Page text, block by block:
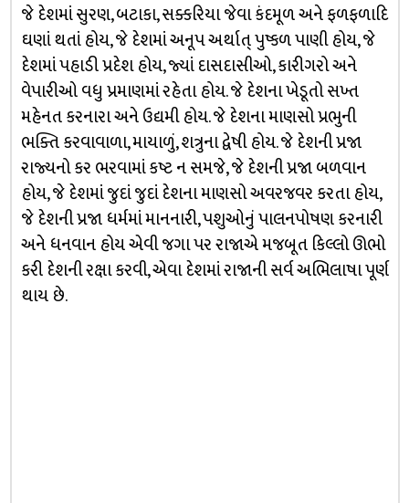
જે દેશમાં સુરણ, બટાકા, સક્કરિયા જેવા કંદમૂળ અને ફળફળાદિ
ઘણાં થતાં હોય, જે દેશમાં અનૂપ અર્થાત્ પુષ્કળ પાણી હોય, જે
દેશમાં પહાડી પ્રદેશ હોય, જ્યાં દાસદાસીઓ, કારીગરો અને
વેપારીઓ વધુ પ્રમાણમાં રહેતા હોય. જે દેશના ખેડૂતો સખ્ત
મહેનત કરનારા અને ઉદ્યમી હોય. જે દેશના માણસો પ્રભુની
ભક્તિ કરવાવાળા, માયાળું, શત્રુના દ્વેષી હોય. જે દેશની પ્રજા
રાજ્યનો કર ભરવામાં કષ્ટ ન સમજે, જે દેશની પ્રજા બળવાન
હોય, જે દેશમાં જુદાં જુદાં દેશના માણસો અવરજવર કરતા હોય,
જે દેશની પ્રજા ધર્મમાં માનનારી, પશુઓનું પાલનપોષણ કરનારી
અને ધનવાન હોય એવી જગા પર રાજાએ મજબૂત કિલ્લો ઊભો
કરી દેશની રક્ષા કરવી, એવા દેશમાં રાજાની સર્વ અભિલાષા પૂર્ણ
થાય છે.